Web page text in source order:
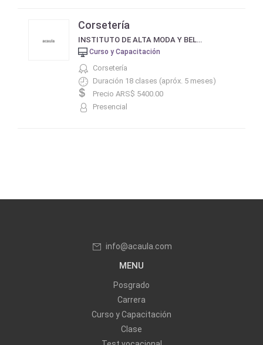
Corsetería
INSTITUTO DE ALTA MODA Y BELLEZA ROBERTO PIAZZA SEDE SAN JUSTO
Curso y Capacitación
Corsetería
Duración 18 clases (apróx. 5 meses)
Precio ARS$ 5400.00
Presencial
info@acaula.com
MENU
Posgrado
Carrera
Curso y Capacitación
Clase